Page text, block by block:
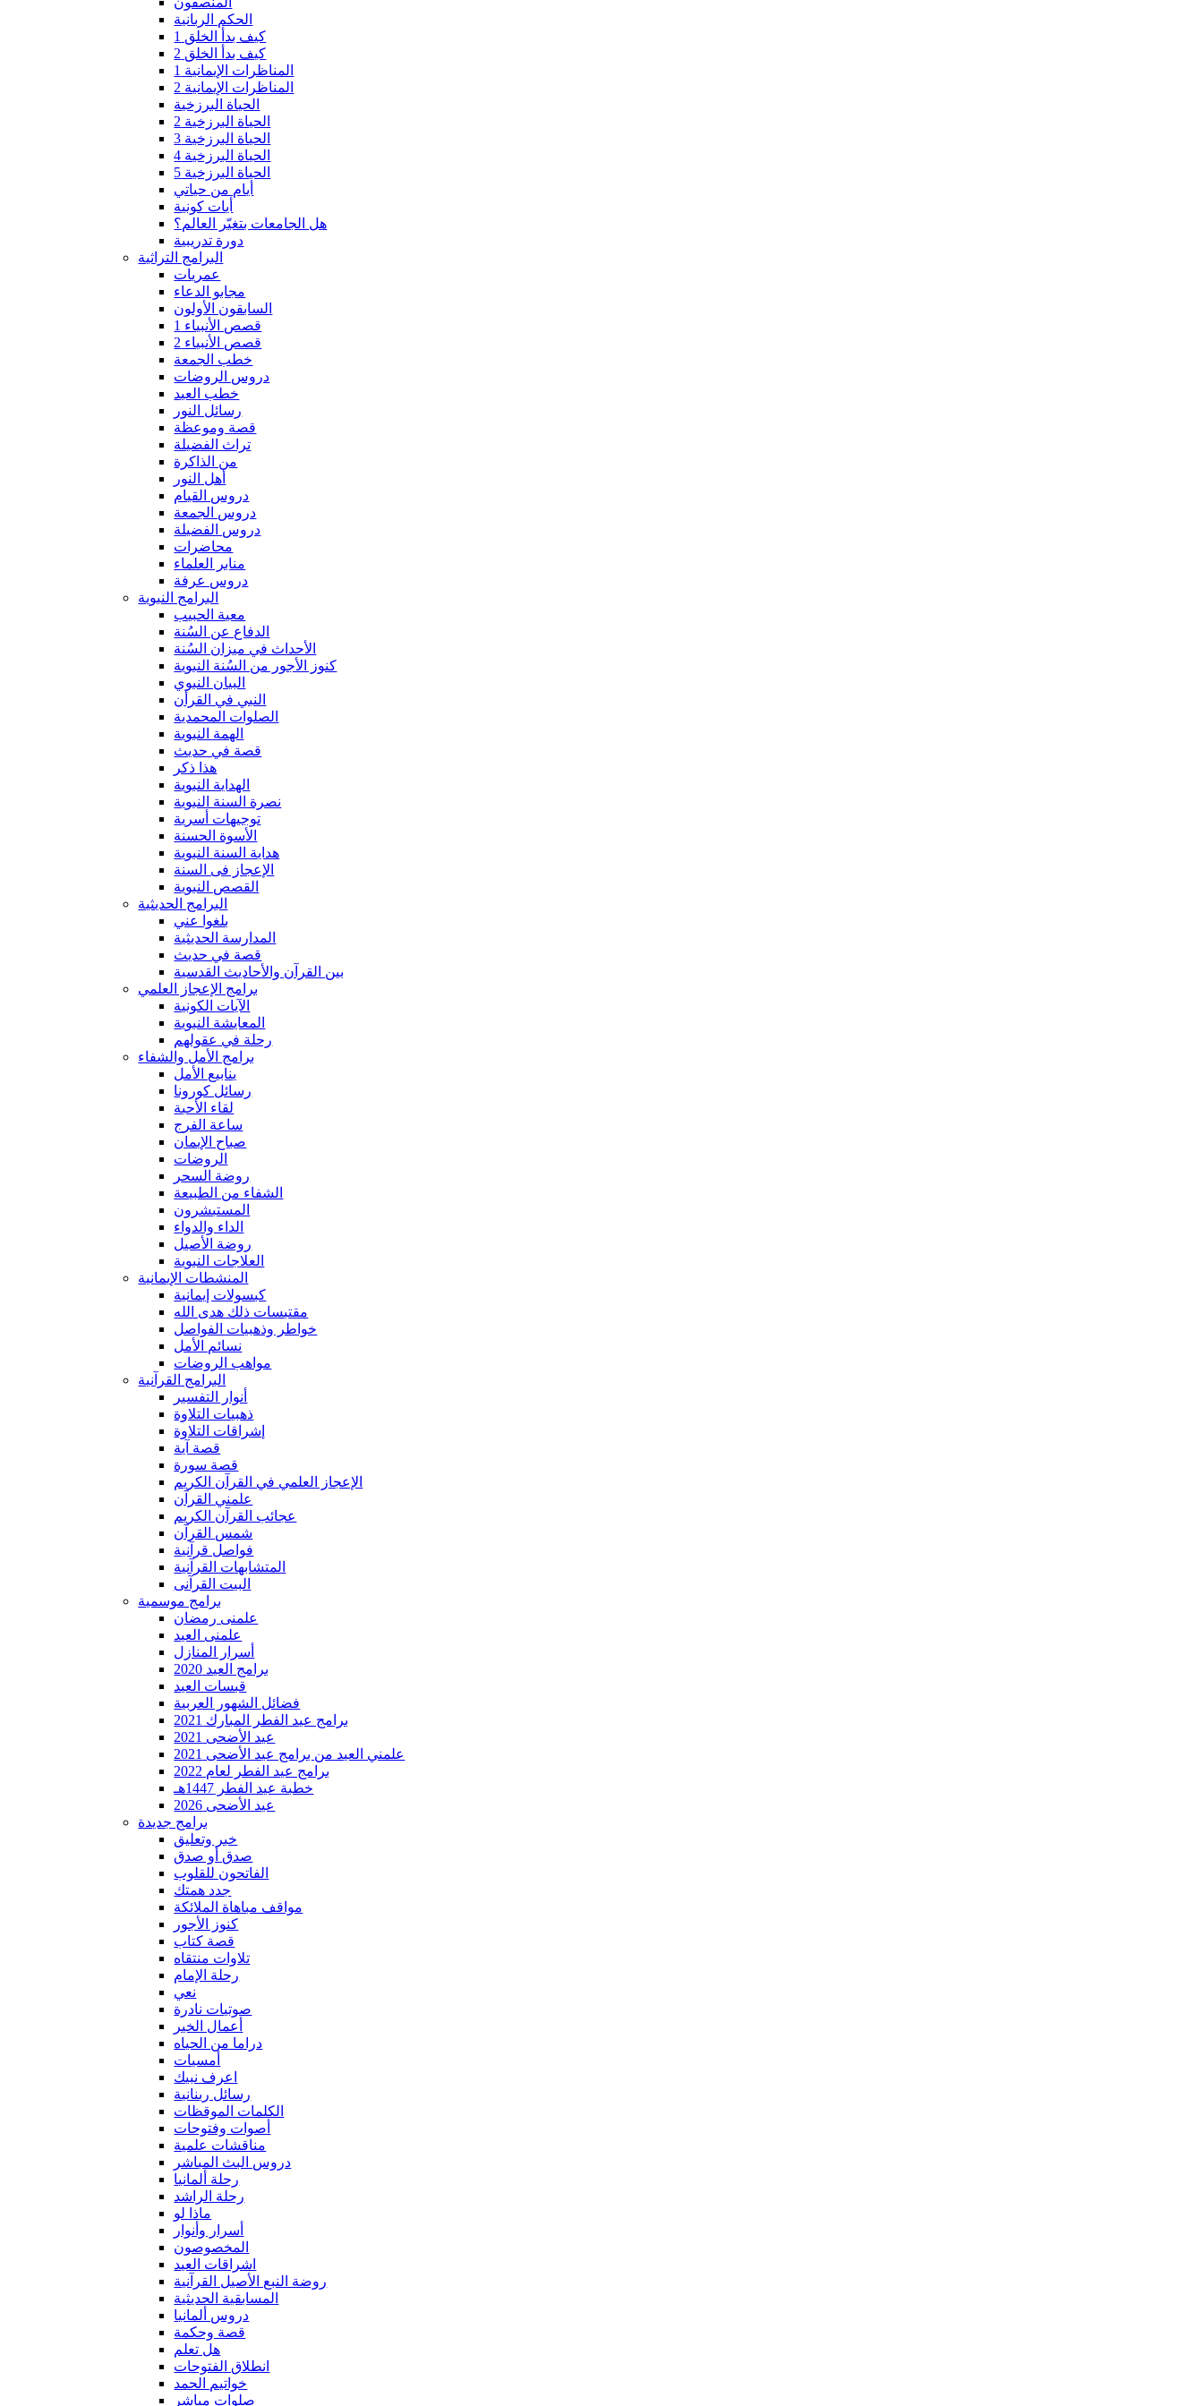
الحكم الربانية
كيف بدأ الخلق 1
كيف بدأ الخلق 2
المناظرات الإيمانية 1
المناظرات الإيمانية 2
الحياة البرزخية
الحياة البرزخية 2
الحياة البرزخية 3
الحياة البرزخية 4
الحياة البرزخية 5
أيام من حياتي
أيات كونية
هل الجامعات بتغيّر العالم؟
دورة تدريبية
البرامج التراثية
عمريات
مجابو الدعاء
السابقون الأولون
قصص الأنبياء 1
قصص الأنبياء 2
خطب الجمعة
دروس الروضات
خطب العيد
رسائل النور
قصة وموعظة
تراث الفضيلة
من الذاكرة
أهل النور
دروس القيام
دروس الجمعة
دروس الفضيلة
محاضرات
منابر العلماء
دروس عرفة
البرامج النبوية
معية الحبيب
الدفاع عن السُنة
الأحداث في ميزان السُنة
كنوز الأجور من السُنة النبوية
البيان النبوي
النبي في القرأن
الصلوات المحمدية
الهمة النبوية
قصة في حديث
هذا ذكر
الهداية النبوية
نصرة السنة النبوية
توجيهات أسرية
الأسوة الحسنة
هداية السنة النبوية
الإعجاز فى السنة
القصص النبوية
البرامج الحديثية
بلغوا عني
المدارسة الحديثية
قصة في حديث
بين القرآن والأحاديث القدسية
برامج الإعجاز العلمي
الآيات الكونية
المعايشة النبوية
رحلة في عقولهم
برامج الأمل والشفاء
ينابيع الأمل
رسائل كورونا
لقاء الأحبة
ساعة الفرج
صباح الإيمان
الروضات
روضة السحر
الشفاء من الطبيعة
المستبشرون
الداء والدواء
روضة الأصيل
العلاجات النبوية
المنشطات الإيمانية
كبسولات إيمانية
مقتبسات ذلك هدى الله
خواطر وذهبيات الفواصل
نسائم الأمل
مواهب الروضات
البرامج القرآنية
أنوار التفسير
ذهبيات التلاوة
إشراقات التلاوة
قصة آية
قصة سورة
الإعجاز العلمي في القرآن الكريم
علمني القرآن
عجائب القرآن الكريم
شمس القرآن
فواصل قرآنية
المتشابهات القرآنية
البيت القرآنى
برامج موسمية
علمنى رمضان
علمنى العيد
أسرار المنازل
برامج العيد 2020
قبسات العيد
فضائل الشهور العربية
برامج عيد الفطر المبارك 2021
عيد الأضحى 2021
علمني العيد من برامج عيد الأضحى 2021
برامج عيد الفطر لعام 2022
خطبة عيد الفطر 1447هـ
عيد الأضحى 2026
برامج جديدة
خبر وتعليق
صدق أو صدق
الفاتحون للقلوب
جدد همتك
مواقف مباهاة الملائكة
كنوز الأجور
قصة كتاب
تلاوات منتقاه
رحلة الإمام
نعي
صوتيات نادرة
أعمال الخير
دراما من الحياه
أمسيات
اعرف نبيك
رسائل ربنانية
الكلمات الموقظات
أصوات وفتوحات
مناقشات علمية
دروس البث المباشر
رحلة ألمانيا
رحلة الراشد
ماذا لو
أسرار وأنوار
المخصوصون
اشراقات العيد
روضة النبع الأصيل القرآنية
المسابقية الحديثية
دروس ألمانيا
قصة وحكمة
هل تعلم
انطلاق الفتوحات
خواتيم الحمد
صلوات مباشر